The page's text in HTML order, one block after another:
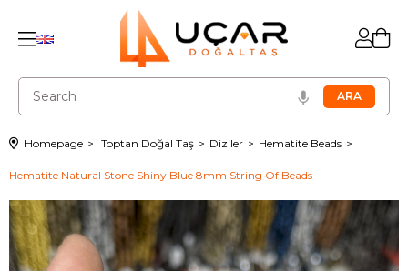
Homepage Toptan Doğal Taş Diziler Hematite Beads
Hematite Natural Stone Shiny Blue 8mm String Of Beads